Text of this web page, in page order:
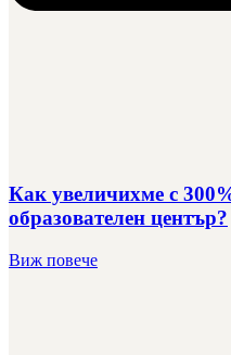
Как увеличихме с
образователен център?
Виж повече